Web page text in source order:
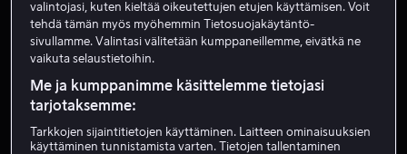
One Hour Photo
6.8 Draama Jännitys
HD
Vuokraa 4,49 €
valintojasi, kuten kieltää oikeutettujen etujen käyttämisen. Voit
tehdä tämän myös myöhemmin Tietosuojakäytäntö-
sivullamme. Valintasi välitetään kumppaneillemme, eivätkä ne
vaikuta selaustietoihin.
Me ja kumppanimme käsittelemme tietojasi
tarjotaksemme:
Tarkkojen sijaintitietojen käyttäminen. Laitteen ominaisuuksien
käyttäminen tunnistamista varten. Tietojen tallentaminen